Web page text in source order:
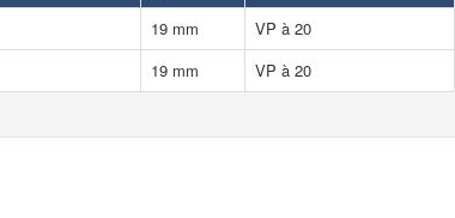
19 mm
VP à 20
19 mm VP à 20